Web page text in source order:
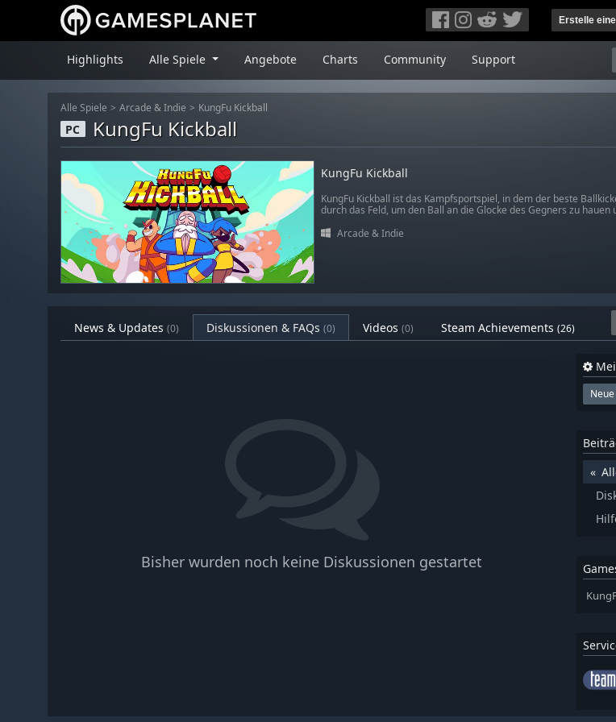
Erstelle
Highlights Alle Spiele Angebote Charts Community Support
Alle Spiele Arcade & Indie KungFu Kickball
PC KungFu Kickball
KungFu Kickball
KungFu Kickball ist das Kampfsportspiel, in dem der beste
durch das Feld, um den Ball an die Glocke des Gegners zu hauen
Arcade & Indie
News & Updates (0) Diskussionen & FAQs (0) Videos (0) Steam Achievements (26)
Bisher wurden noch keine Diskussionen gestartet